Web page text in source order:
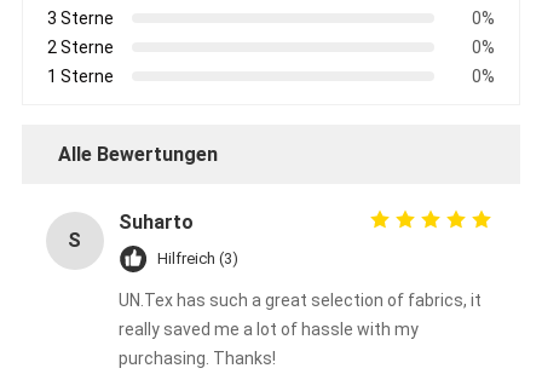
3 Sterne
0%
2 Sterne
0%
1 Sterne
0%
Alle Bewertungen
S
Suharto
Hilfreich (3)
UN.Tex has such a great selection of fabrics, it
really saved me a lot of hassle with my
purchasing. Thanks!